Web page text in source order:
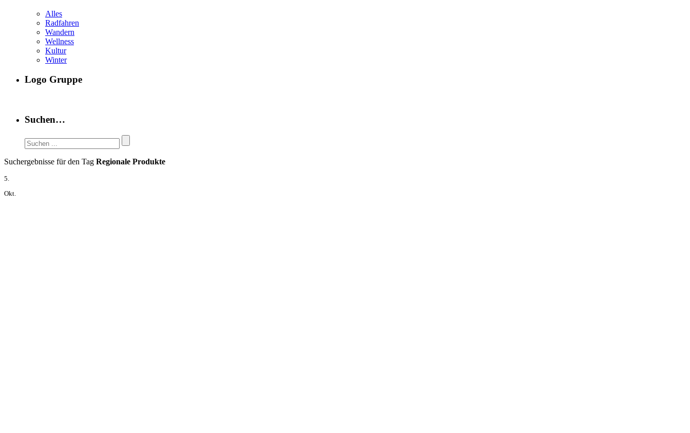
Alles
Radfahren
Wandern
Wellness
Kultur
Winter
Logo Gruppe
Suchen…
Suchergebnisse für den Tag Regionale Produkte
5.
Okt.